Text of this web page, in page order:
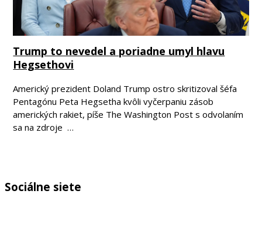
Trump to nevedel a poriadne umyl hlavu
Hegsethovi
Americký prezident Doland Trump ostro skritizoval šéfa
Pentagónu Peta Hegsetha kvôli vyčerpaniu zásob
amerických rakiet, píše The Washington Post s odvolaním
sa na zdroje …
Sociálne siete